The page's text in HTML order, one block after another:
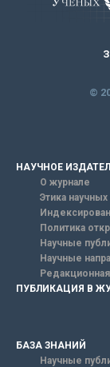
©
НАУЧНОЕ
О журнале
Этика
Политика
Научные
Научные
ПУБЛИКАЦИЯ В
БАЗА ЗНАНИЙ
Научные